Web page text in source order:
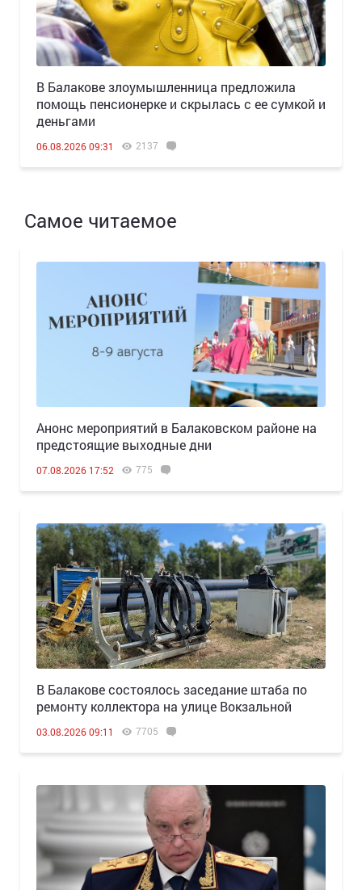
В Балакове злоумышленница предложила
помощь пенсионерке и скрылась с ее сумкой и
деньгами
06.08.2026 09:31 2137
Самое читаемое
Анонс мероприятий в Балаковском районе на
предстоящие выходные дни
07.08.2026 17:52 775
В Балакове состоялось заседание штаба по
ремонту коллектора на улице Вокзальной
03.08.2026 09:11 7705